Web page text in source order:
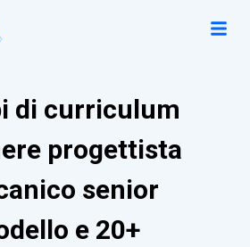
di curriculum
progettista
senior
e 20+